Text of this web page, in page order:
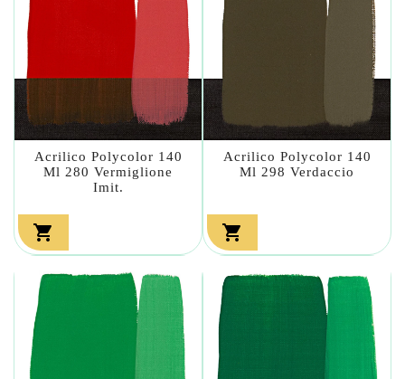
Acrilico Polycolor 140
Ml 280 Vermiglione
Imit.

Acrilico Polycolor 140
Ml 298 Verdaccio
